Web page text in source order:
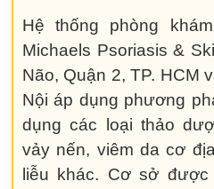
Hệ thống phòng
Michaels Psoriasis &
Não, Quận 2, TP. HCM
Nội áp dụng phương
dụng các loại thảo
vảy nến, viêm da cơ
liễu khác. Cơ sở